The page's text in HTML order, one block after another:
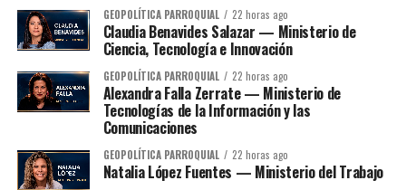
GEOPOLÍTICA PARROQUIAL 22 horas ago
Claudia Benavides Salazar — Ministerio de
Ciencia, Tecnología e Innovación
GEOPOLÍTICA PARROQUIAL 22 horas ago
Alexandra Falla Zerrate — Ministerio de
Tecnologías de la Información y las
Comunicaciones
GEOPOLÍTICA PARROQUIAL 22 horas ago
Natalia López Fuentes — Ministerio del Trabajo